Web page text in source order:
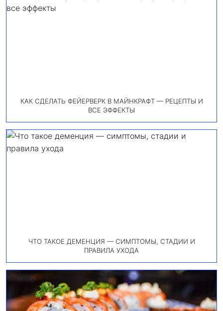
КАК СДЕЛАТЬ ФЕЙЕРВЕРК В МАЙНКРАФТ — РЕЦЕПТЫ И
ВСЕ ЭФФЕКТЫ
ЧТО ТАКОЕ ДЕМЕНЦИЯ — СИМПТОМЫ, СТАДИИ И
ПРАВИЛА УХОДА